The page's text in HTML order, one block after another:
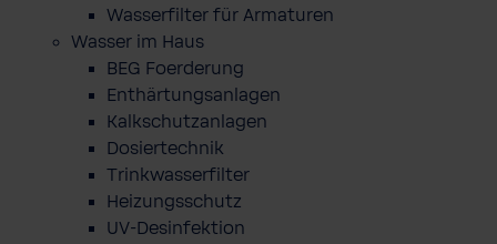
Wasserfilter für Armaturen
Wasser im Haus
BEG Foerderung
Enthärtungsanlagen
Kalkschutzanlagen
Dosiertechnik
Trinkwasserfilter
Heizungsschutz
UV-Desinfektion